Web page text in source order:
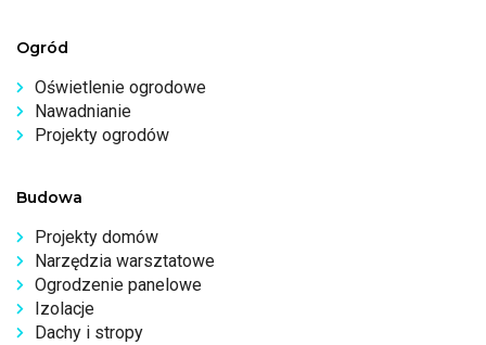
Ogród
Oświetlenie ogrodowe
Nawadnianie
Projekty ogrodów
Budowa
Projekty domów
Narzędzia warsztatowe
Ogrodzenie panelowe
Izolacje
Dachy i stropy